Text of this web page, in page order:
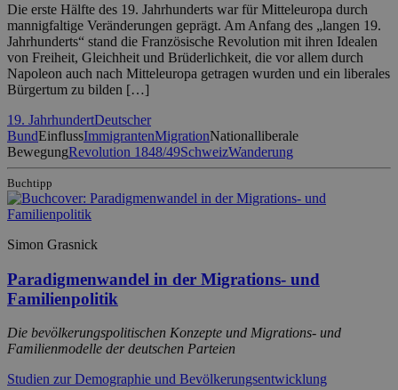
Die erste Hälfte des 19. Jahrhunderts war für Mitteleuropa durch
mannigfaltige Veränderungen geprägt. Am Anfang des „langen 19.
Jahrhunderts“ stand die Französische Revolution mit ihren Idealen
von Freiheit, Gleichheit und Brüderlichkeit, die vor allem durch
Napoleon auch nach Mitteleuropa getragen wurden und ein liberales
Bürgertum zu bilden […]
19. JahrhundertDeutscher
BundEinflussImmigrantenMigrationNationalliberale
BewegungRevolution 1848/49SchweizWanderung
Buchtipp
Simon Grasnick
Paradigmenwandel in der Migrations- und
Familienpolitik
Die bevölkerungspolitischen Konzepte und Migrations- und
Familienmodelle der deutschen Parteien
Studien zur Demographie und Bevölkerungsentwicklung